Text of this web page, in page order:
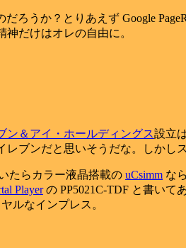
ろうか？とりあえず Google
だけはオレの自由に。
ン＆アイ・ホールディングス設立
ブンだと思いそうだな。しかしス
たらカラー液晶搭載の uCsimm な
Playerの PP5021C-TDF と書いて
ルなインプレス。